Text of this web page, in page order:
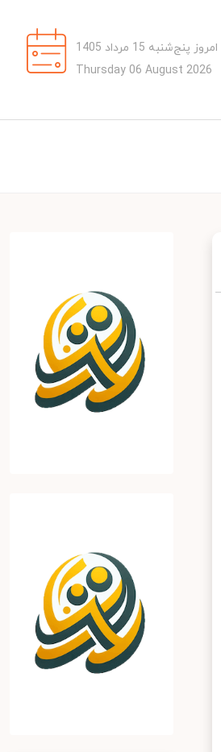
امروز پنج‌شنبه 15 مرداد 1405
Thursday 06 August 2026